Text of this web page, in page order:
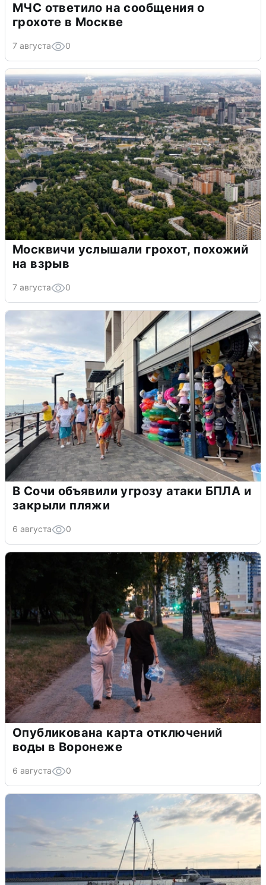
МЧС ответило на сообщения о
грохоте в Москве
7 августа 0
Москвичи услышали грохот, похожий
на взрыв
7 августа 0
В Сочи объявили угрозу атаки БПЛА и
закрыли пляжи
6 августа 0
Опубликована карта отключений
воды в Воронеже
6 августа 0